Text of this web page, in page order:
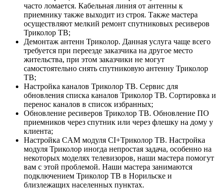
часто ломается. Кабельная линия от антенны к
приемнику также выходит из строя. Также мастера
осуществляют мелкий ремонт спутниковых ресиверов
Триколор ТВ;
Демонтаж антенн Триколор. Данная услуга чаще всего
требуется при переезде заказчика на другое место
жительства, при этом заказчики не могут
самостоятельно снять спутниковую антенну Триколор
ТВ;
Настройка каналов Триколор ТВ. Сервис для
обновления списка каналов Триколор ТВ. Сортировка и
перенос каналов в список избранных;
Обновление ресиверов Триколор ТВ. Обновление ПО
приемников через спутник или через флешку на дому у
клиента;
Настройка CAM модуля CI+Триколор ТВ. Настройка
модуля Триколор иногда непростая задача, особенно на
некоторых моделях телевизоров, наши мастера помогут
вам с этой проблемой. Наши мастера занимаются
подключением Триколор ТВ в Норильске и
близлежащих населенных пунктах.